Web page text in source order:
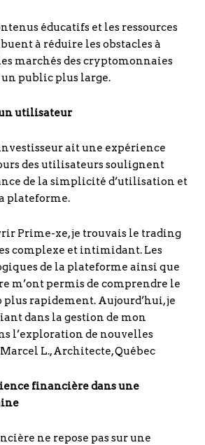
éducatifs et les ressources
à réduire les obstacles à
marchés des cryptomonnaies
un public plus large.
utilisateur
ait une expérience
des utilisateurs soulignent
de la simplicité d’utilisation et
plateforme.
Prime-xe, je trouvais le trading
complexe et intimidant. Les
de la plateforme ainsi que
m’ont permis de comprendre le
plus rapidement. Aujourd’hui, je
dans la gestion de mon
l’exploration de nouvelles
L., Architecte, Québec
financière dans une
ne repose pas sur une